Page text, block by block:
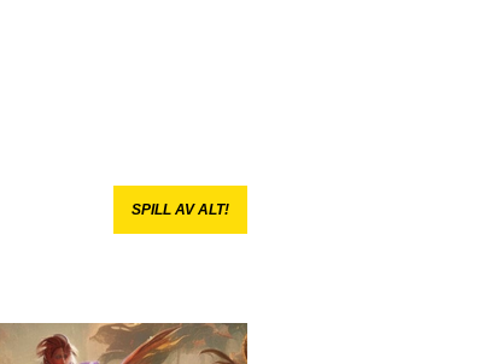
SPILL AV ALT!